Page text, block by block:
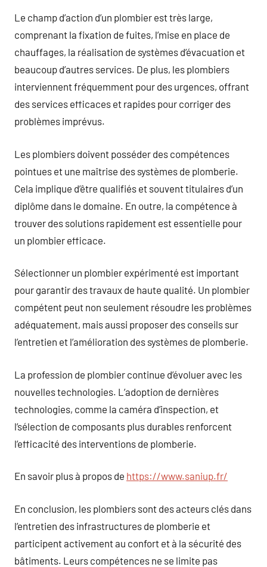
Le champ d’action d’un plombier est très large,
comprenant la fixation de fuites, l’mise en place de
chauffages, la réalisation de systèmes d’évacuation et
beaucoup d’autres services. De plus, les plombiers
interviennent fréquemment pour des urgences, offrant
des services efficaces et rapides pour corriger des
problèmes imprévus.
Les plombiers doivent posséder des compétences
pointues et une maîtrise des systèmes de plomberie.
Cela implique d’être qualifiés et souvent titulaires d’un
diplôme dans le domaine. En outre, la compétence à
trouver des solutions rapidement est essentielle pour
un plombier efficace.
Sélectionner un plombier expérimenté est important
pour garantir des travaux de haute qualité. Un plombier
compétent peut non seulement résoudre les problèmes
adéquatement, mais aussi proposer des conseils sur
l’entretien et l’amélioration des systèmes de plomberie.
La profession de plombier continue d’évoluer avec les
nouvelles technologies. L’adoption de dernières
technologies, comme la caméra d’inspection, et
l’sélection de composants plus durables renforcent
l’efficacité des interventions de plomberie.
En savoir plus à propos de https://www.saniup.fr/
En conclusion, les plombiers sont des acteurs clés dans
l’entretien des infrastructures de plomberie et
participent activement au confort et à la sécurité des
bâtiments. Leurs compétences ne se limite pas